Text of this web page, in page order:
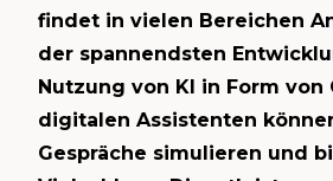
findet in vielen Bereichen
der spannendsten
Nutzung von KI in Form von
digitalen Assistenten
Gespräche simulieren und